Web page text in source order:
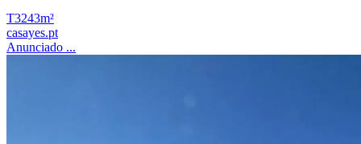
T3243m²
casayes.pt
Anunciado ...